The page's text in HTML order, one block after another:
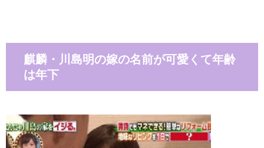
麒麟・川島明の嫁の名前が可愛くて年齢
は年下